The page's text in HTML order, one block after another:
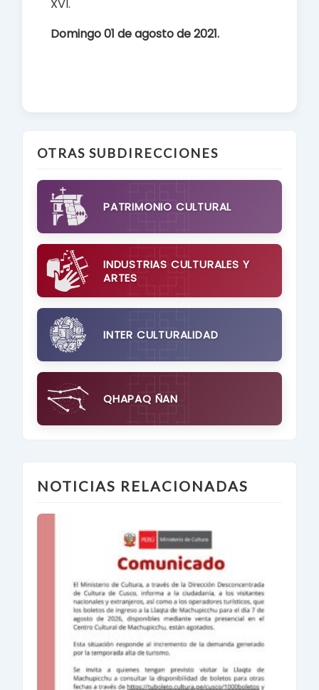
XVI.
Domingo 01 de agosto de 2021.
OTRAS SUBDIRECCIONES
PATRIMONIO CULTURAL
INDUSTRIAS CULTURALES Y
ARTES
INTER CULTURALIDAD
QHAPAQ ÑAN
NOTICIAS RELACIONADAS